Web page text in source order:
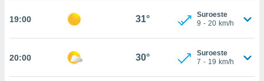
que
sean
19:00 31°
Suroeste
9 - 20 km/h
20:00 30°
Suroeste
7 - 19 km/h